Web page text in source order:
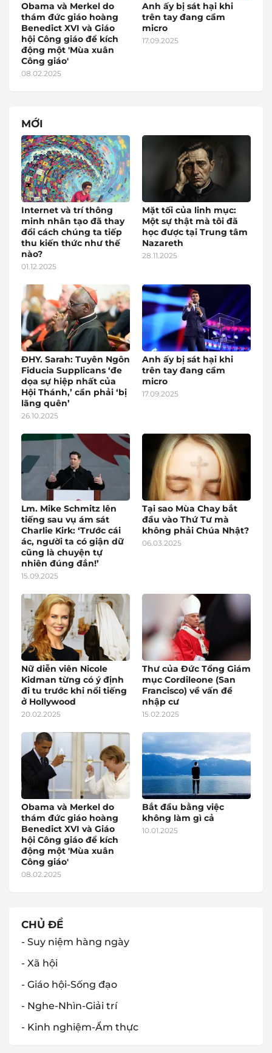
Obama và Merkel do
thám đức giáo hoàng
Benedict XVI và Giáo
hội Công giáo để kích
động một 'Mùa xuân
Công giáo'
08.02.2025
Anh ấy bị sát hại khi
trên tay đang cầm
micro
17.09.2025
MỚI
Internet và trí thông
minh nhân tạo đã thay
đổi cách chúng ta tiếp
thu kiến thức như thế
nào?
01.12.2025
Mặt tối của linh mục:
Một sự thật mà tôi đã
học được tại Trung tâm
Nazareth
28.11.2025
ĐHY. Sarah: Tuyên Ngôn
Fiducia Supplicans ‘đe
dọa sự hiệp nhất của
Hội Thánh,’ cần phải ‘bị
lãng quên’
26.10.2025
Anh ấy bị sát hại khi
trên tay đang cầm
micro
17.09.2025
Lm. Mike Schmitz lên
tiếng sau vụ ám sát
Charlie Kirk: ‘Trước cái
ác, người ta có giận dữ
cũng là chuyện tự
nhiên đúng đắn!’
15.09.2025
Tại sao Mùa Chay bắt
đầu vào Thứ Tư mà
không phải Chúa Nhật?
06.03.2025
Nữ diễn viên Nicole
Kidman từng có ý định
đi tu trước khi nổi tiếng
ở Hollywood
20.02.2025
Thư của Đức Tổng Giám
mục Cordileone (San
Francisco) về vấn đề
nhập cư
15.02.2025
Obama và Merkel do
thám đức giáo hoàng
Benedict XVI và Giáo
hội Công giáo để kích
động một 'Mùa xuân
Công giáo'
08.02.2025
Bắt đầu bằng việc
không làm gì cả
10.01.2025
CHỦ ĐỀ
- Suy niệm hàng ngày
- Xã hội
- Giáo hội-Sống đạo
- Nghe-Nhìn-Giải trí
- Kinh nghiệm-Ẩm thực